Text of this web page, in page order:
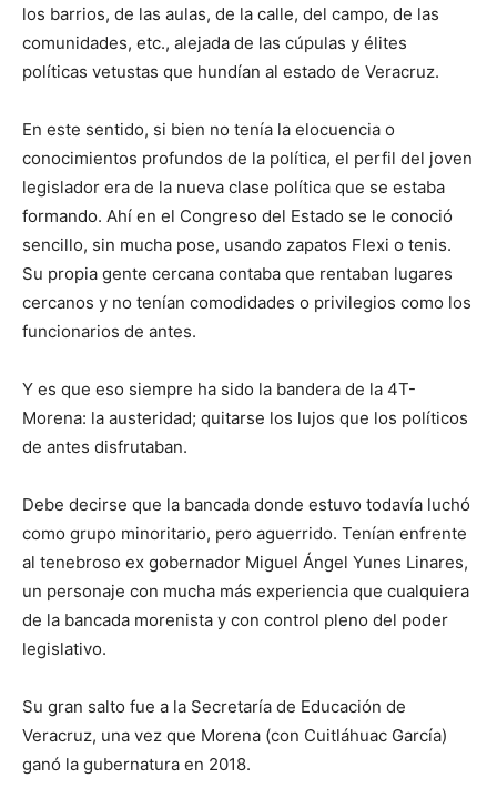
los barrios, de las aulas, de la calle, del campo, de las
comunidades, etc., alejada de las cúpulas y élites
políticas vetustas que hundían al estado de Veracruz.
En este sentido, si bien no tenía la elocuencia o
conocimientos profundos de la política, el perfil del joven
legislador era de la nueva clase política que se estaba
formando. Ahí en el Congreso del Estado se le conoció
sencillo, sin mucha pose, usando zapatos Flexi o tenis.
Su propia gente cercana contaba que rentaban lugares
cercanos y no tenían comodidades o privilegios como los
funcionarios de antes.
Y es que eso siempre ha sido la bandera de la 4T-
Morena: la austeridad; quitarse los lujos que los políticos
de antes disfrutaban.
Debe decirse que la bancada donde estuvo todavía luchó
como grupo minoritario, pero aguerrido. Tenían enfrente
al tenebroso ex gobernador Miguel Ángel Yunes Linares,
un personaje con mucha más experiencia que cualquiera
de la bancada morenista y con control pleno del poder
legislativo.
Su gran salto fue a la Secretaría de Educación de
Veracruz, una vez que Morena (con Cuitláhuac García)
ganó la gubernatura en 2018.